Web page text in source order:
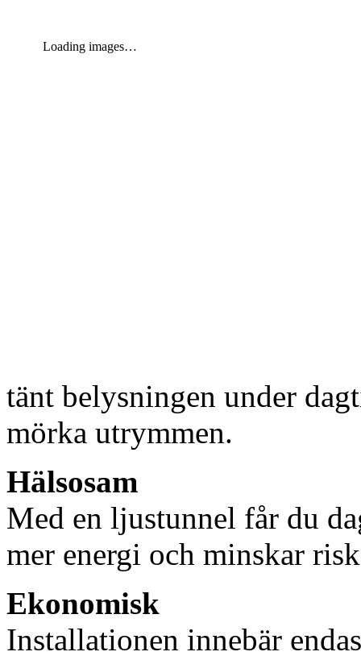
Loading images…
tänt belysningen under
mörka utrymmen.
Hälsosam
Med en ljustunnel får du
mer energi och minskar
Ekonomisk
Installationen innebär